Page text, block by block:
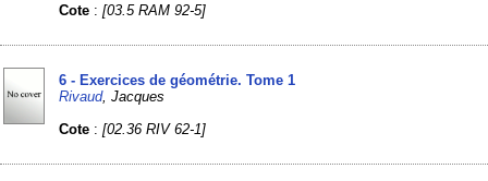
Cote :[03.5 RAM 92-5]
6 - Exercices de géométrie. Tome 1
Rivaud, Jacques
Cote :[02.36 RIV 62-1]